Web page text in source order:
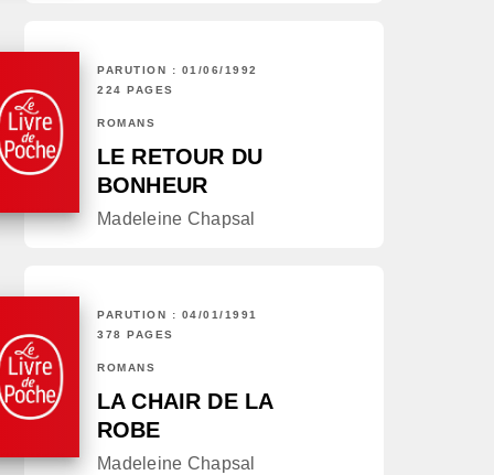
PARUTION : 01/06/1992
224 PAGES
ROMANS
LE RETOUR DU
BONHEUR
Madeleine Chapsal
PARUTION : 04/01/1991
378 PAGES
ROMANS
LA CHAIR DE LA
ROBE
Madeleine Chapsal